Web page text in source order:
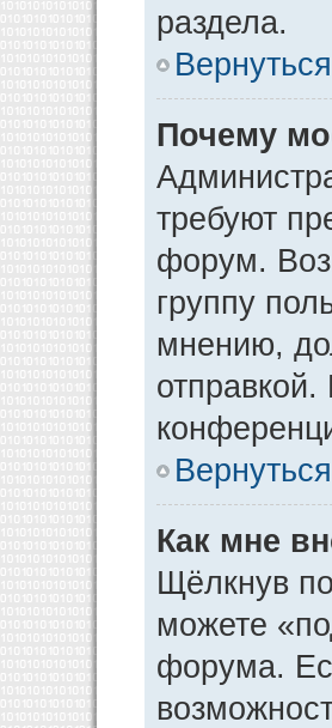
раздела.
Почему
требуют
форум.
группу
мнению,
Как мне
Щёлкнув
можете
форума.